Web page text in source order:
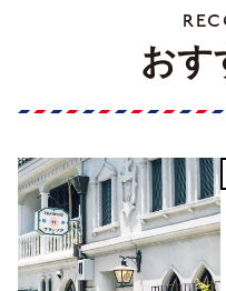
おす